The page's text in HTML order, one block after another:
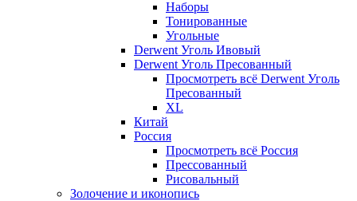
Наборы
Тонированные
Угольные
Derwent Уголь Ивовый
Derwent Уголь Пресованный
Просмотреть всё Derwent Уголь
Пресованный
XL
Китай
Россия
Просмотреть всё Россия
Прессованный
Рисовальный
Золочение и иконопись